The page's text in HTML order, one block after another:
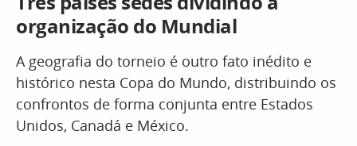
organização do Mundial
A geografia do torneio é outro fato inédito e
histórico nesta Copa do Mundo, distribuindo os
confrontos de forma conjunta entre Estados
Unidos, Canadá e México.